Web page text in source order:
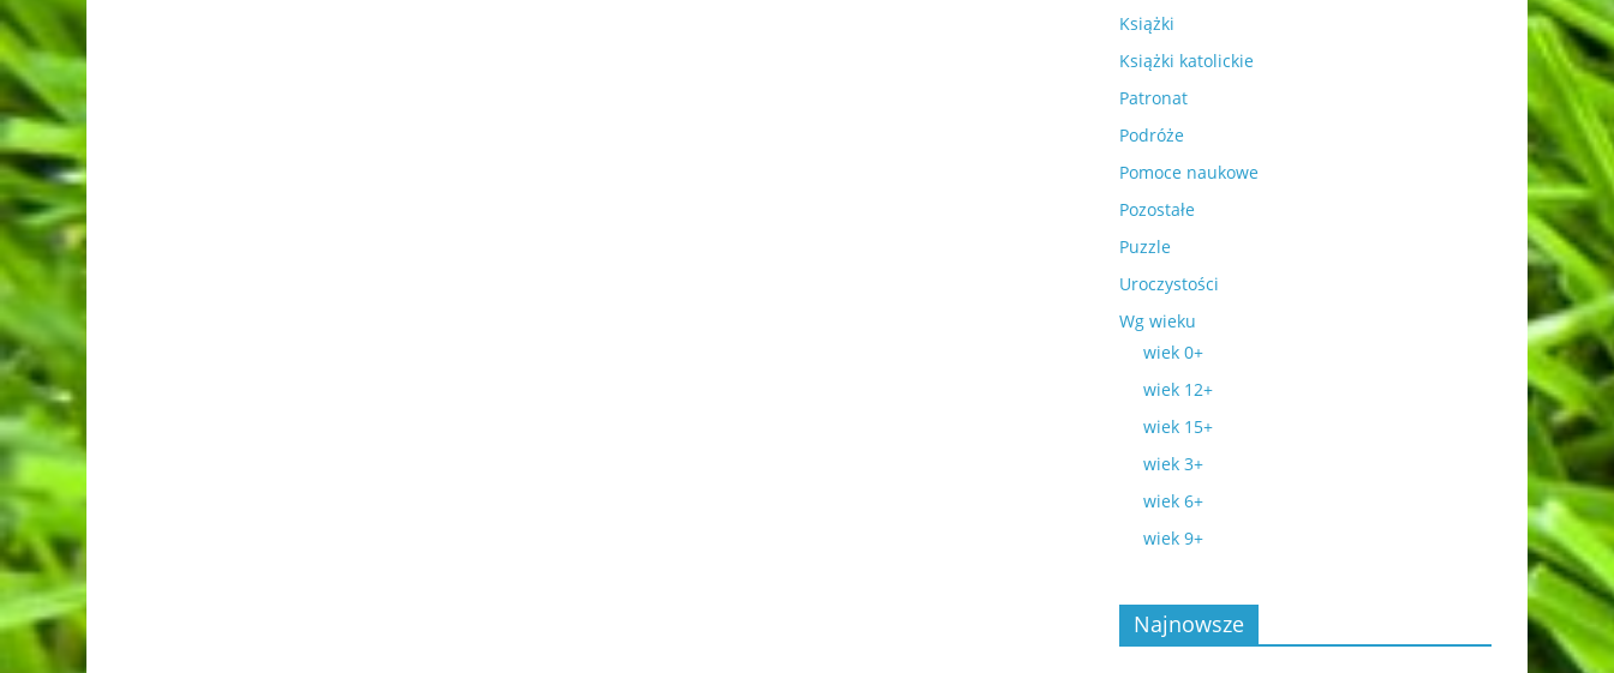
Książki
Książki katolickie
Patronat
Podróże
Pomoce naukowe
Pozostałe
Puzzle
Uroczystości
Wg wieku
wiek 0+
wiek 12+
wiek 15+
wiek 3+
wiek 6+
wiek 9+
Najnowsze